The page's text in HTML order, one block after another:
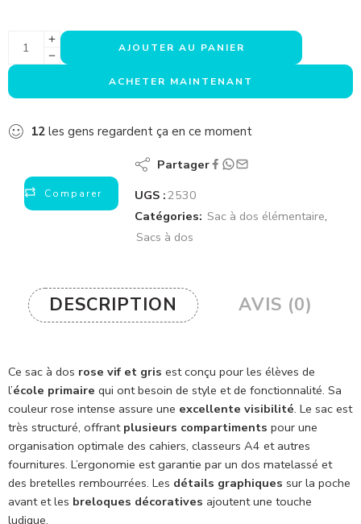
AJOUTER AU PANIER
ACHETER MAINTENANT
12 les gens regardent ça en ce moment
Comparer
Partager
UGS :2530
Catégories: Sac à dos élémentaire,
Sacs à dos
DESCRIPTION AVIS (0)
Ce sac à dos rose vif et gris est conçu pour les élèves de
l’école primaire qui ont besoin de style et de fonctionnalité. Sa
couleur rose intense assure une excellente visibilité. Le sac est
très structuré, offrant plusieurs compartiments pour une
organisation optimale des cahiers, classeurs A4 et autres
fournitures. L’ergonomie est garantie par un dos matelassé et
des bretelles rembourrées. Les détails graphiques sur la poche
avant et les breloques décoratives ajoutent une touche
ludique.